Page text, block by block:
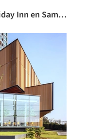
Vestíbulo del Hotel Holiday Inn en Samui / Onion